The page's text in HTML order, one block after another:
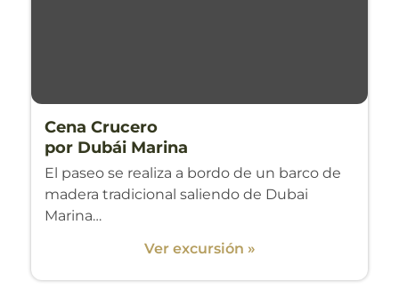
Cena Crucero
por Dubái Marina
El paseo se realiza a bordo de un barco de
madera tradicional saliendo de Dubai
Marina…
Ver excursión »